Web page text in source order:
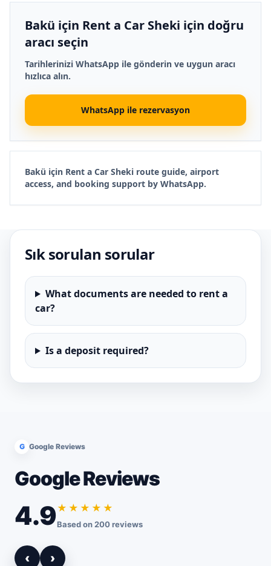
Bakü için Rent a Car Sheki için doğru
aracı seçin
Tarihlerinizi WhatsApp ile gönderin ve uygun aracı
hızlıca alın.
WhatsApp ile rezervasyon
Bakü için Rent a Car Sheki route guide, airport
access, and booking support by WhatsApp.
Sık sorulan sorular
What documents are needed to rent a
car?
Is a deposit required?
G Google Reviews
Google Reviews
4.9★★★★★
Based on 200 reviews
‹ ›